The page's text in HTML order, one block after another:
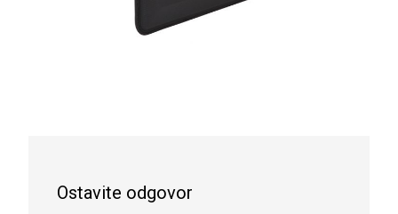
Ostavite odgovor